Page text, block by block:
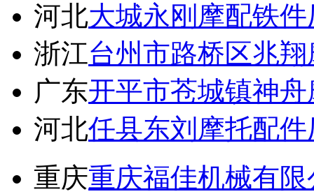
河北大城永刚摩配铁件
浙江台州市路桥区兆
广东开平市苍城镇神
河北任县东刘摩托配件
重庆重庆福佳机械有限